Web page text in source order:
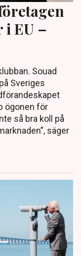
EU –
Souad
Sveriges
ögonen för
så bra koll på
säger